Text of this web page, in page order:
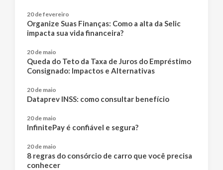
20 de fevereiro
Organize Suas Finanças: Como a alta da Selic
impacta sua vida financeira?
20 de maio
Queda do Teto da Taxa de Juros do Empréstimo
Consignado: Impactos e Alternativas
20 de maio
Dataprev INSS: como consultar benefício
20 de maio
InfinitePay é confiável e segura?
20 de maio
8 regras do consórcio de carro que você precisa
conhecer